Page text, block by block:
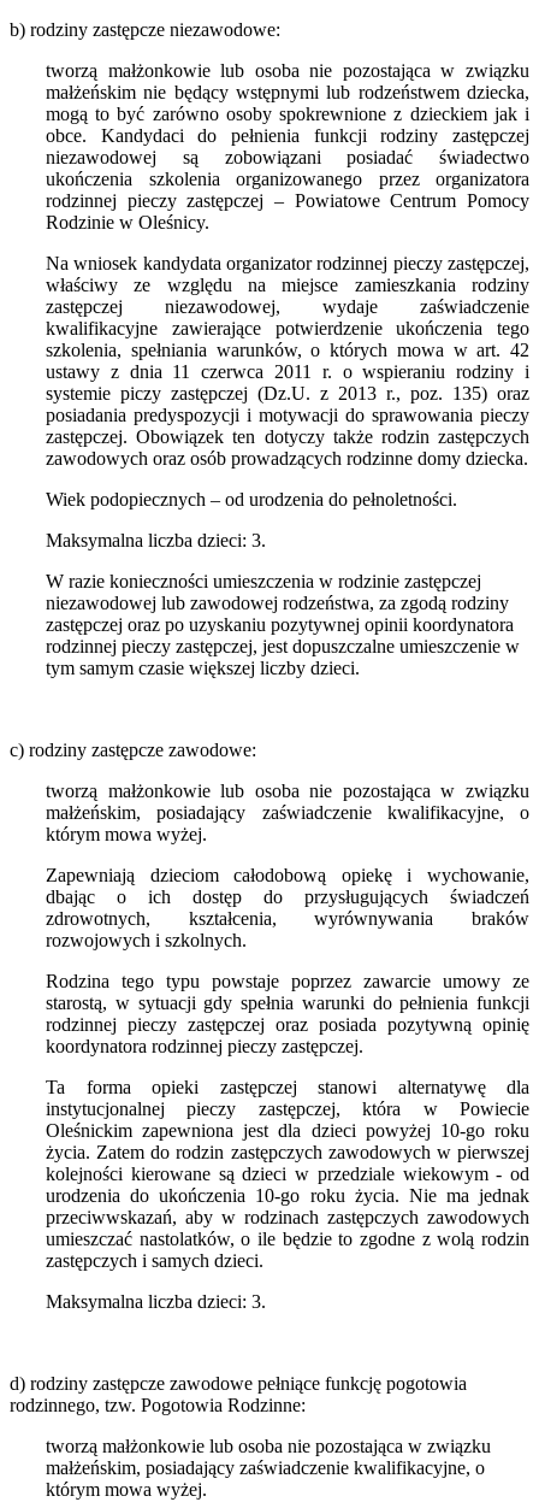
b) rodziny zastępcze niezawodowe:
tworzą małżonkowie lub osoba nie pozostająca w związku
małżeńskim nie będący wstępnymi lub rodzeństwem dziecka,
mogą to być zarówno osoby spokrewnione z dzieckiem jak i
obce. Kandydaci do pełnienia funkcji rodziny zastępczej
niezawodowej są zobowiązani posiadać świadectwo
ukończenia szkolenia organizowanego przez organizatora
rodzinnej pieczy zastępczej – Powiatowe Centrum Pomocy
Rodzinie w Oleśnicy.
Na wniosek kandydata organizator rodzinnej pieczy zastępczej,
właściwy ze względu na miejsce zamieszkania rodziny
zastępczej niezawodowej, wydaje zaświadczenie
kwalifikacyjne zawierające potwierdzenie ukończenia tego
szkolenia, spełniania warunków, o których mowa w art. 42
ustawy z dnia 11 czerwca 2011 r. o wspieraniu rodziny i
systemie piczy zastępczej (Dz.U. z 2013 r., poz. 135) oraz
posiadania predyspozycji i motywacji do sprawowania pieczy
zastępczej. Obowiązek ten dotyczy także rodzin zastępczych
zawodowych oraz osób prowadzących rodzinne domy dziecka.
Wiek podopiecznych – od urodzenia do pełnoletności.
Maksymalna liczba dzieci: 3.
W razie konieczności umieszczenia w rodzinie zastępczej
niezawodowej lub zawodowej rodzeństwa, za zgodą rodziny
zastępczej oraz po uzyskaniu pozytywnej opinii koordynatora
rodzinnej pieczy zastępczej, jest dopuszczalne umieszczenie w
tym samym czasie większej liczby dzieci.
c) rodziny zastępcze zawodowe:
tworzą małżonkowie lub osoba nie pozostająca w związku
małżeńskim, posiadający zaświadczenie kwalifikacyjne, o
którym mowa wyżej.
Zapewniają dzieciom całodobową opiekę i wychowanie,
dbając o ich dostęp do przysługujących świadczeń
zdrowotnych, kształcenia, wyrównywania braków
rozwojowych i szkolnych.
Rodzina tego typu powstaje poprzez zawarcie umowy ze
starostą, w sytuacji gdy spełnia warunki do pełnienia funkcji
rodzinnej pieczy zastępczej oraz posiada pozytywną opinię
koordynatora rodzinnej pieczy zastępczej.
Ta forma opieki zastępczej stanowi alternatywę dla
instytucjonalnej pieczy zastępczej, która w Powiecie
Oleśnickim zapewniona jest dla dzieci powyżej 10-go roku
życia. Zatem do rodzin zastępczych zawodowych w pierwszej
kolejności kierowane są dzieci w przedziale wiekowym - od
urodzenia do ukończenia 10-go roku życia. Nie ma jednak
przeciwwskazań, aby w rodzinach zastępczych zawodowych
umieszczać nastolatków, o ile będzie to zgodne z wolą rodzin
zastępczych i samych dzieci.
Maksymalna liczba dzieci: 3.
d) rodziny zastępcze zawodowe pełniące funkcję pogotowia
rodzinnego, tzw. Pogotowia Rodzinne:
tworzą małżonkowie lub osoba nie pozostająca w związku
małżeńskim, posiadający zaświadczenie kwalifikacyjne, o
którym mowa wyżej.